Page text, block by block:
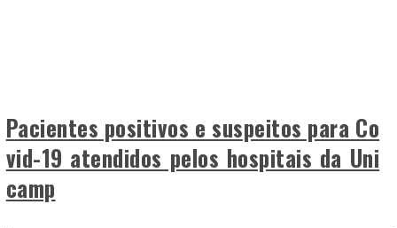
Pacientes positivos e suspeitos para Co
vid-19 atendidos pelos hospitais da Uni
camp